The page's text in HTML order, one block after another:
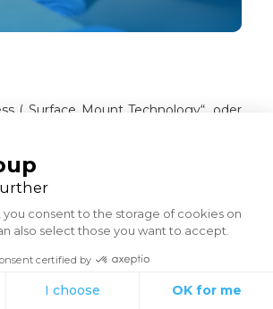
(„Surface Mount Technology“, oder
bei der Bestückung
validierung und der AOI-
optische Inspektion). Dies
schnelle und genaue Überprüfung
A.